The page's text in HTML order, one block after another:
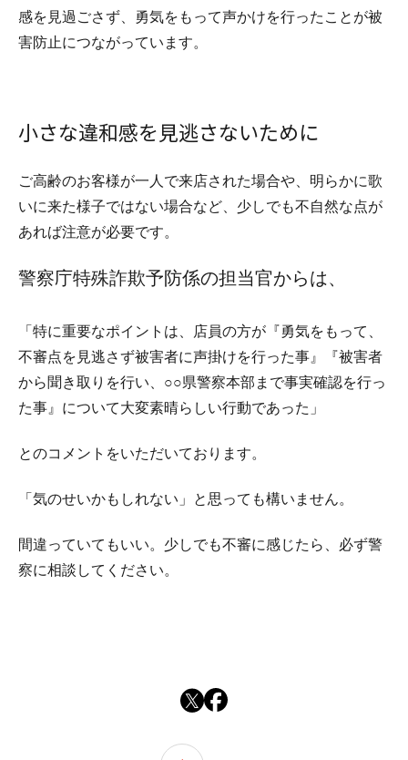
感を見過ごさず、勇気をもって声かけを行ったことが被
害防止につながっています。
小さな違和感を見逃さないために
ご高齢のお客様が一人で来店された場合や、明らかに歌
いに来た様子ではない場合など、少しでも不自然な点が
あれば注意が必要です。
警察庁特殊詐欺予防係の担当官からは、
「特に重要なポイントは、店員の方が『勇気をもって、
不審点を見逃さず被害者に声掛けを行った事』『被害者
から聞き取りを行い、○○県警察本部まで事実確認を行っ
た事』について大変素晴らしい行動であった」
とのコメントをいただいております。
「気のせいかもしれない」と思っても構いません。
間違っていてもいい。少しでも不審に感じたら、必ず警
察に相談してください。